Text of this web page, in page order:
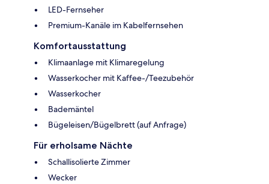
LED-Fernseher
Premium-Kanäle im Kabelfernsehen
Komfortausstattung
Klimaanlage mit Klimaregelung
Wasserkocher mit Kaffee-/Teezubehör
Wasserkocher
Bademäntel
Bügeleisen/Bügelbrett (auf Anfrage)
Für erholsame Nächte
Schallisolierte Zimmer
Wecker